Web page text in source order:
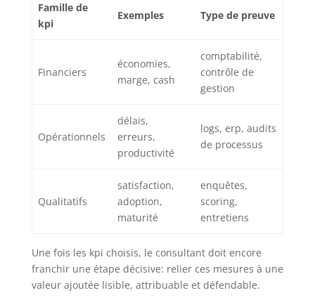
Famille de
kpi
Exemples Type de preuve
Financiers
économies,
marge, cash
comptabilité,
contrôle de
gestion
Opérationnels
délais,
erreurs,
productivité
logs, erp, audits
de processus
Qualitatifs
satisfaction,
adoption,
maturité
enquêtes,
scoring,
entretiens
Une fois les kpi choisis, le consultant doit encore
franchir une étape décisive: relier ces mesures à une
valeur ajoutée lisible, attribuable et défendable.